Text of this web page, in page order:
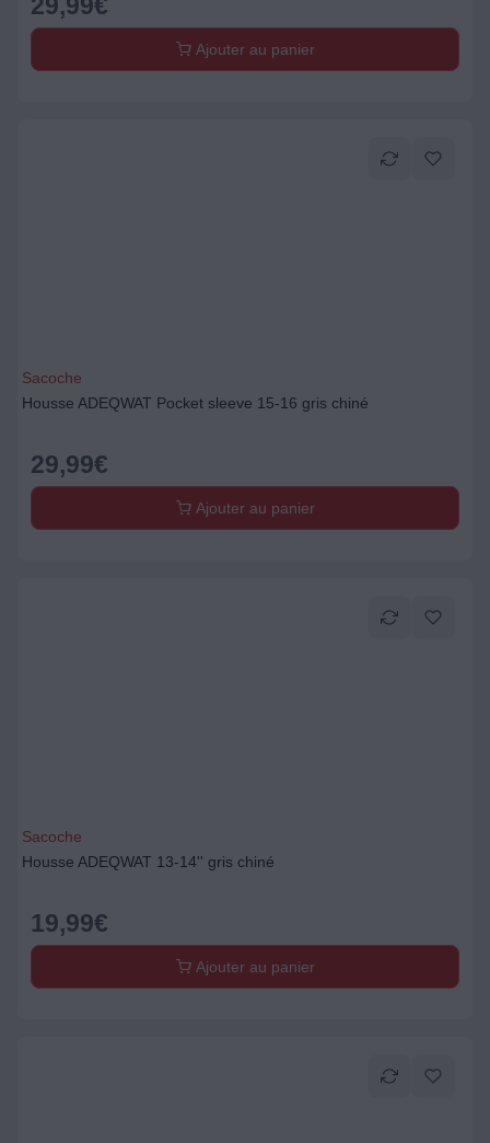
Ajouter au panier
Sacoche
Housse ADEQWAT Pocket sleeve 15-16 gris chiné
29,99€
Ajouter au panier
Sacoche
Housse ADEQWAT 13-14'' gris chiné
19,99€
Ajouter au panier